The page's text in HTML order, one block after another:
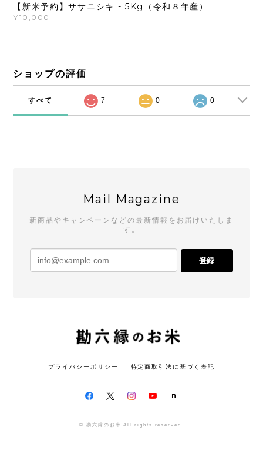
【新米予約】ササニシキ - 5Kg（令和８年産）
¥10,000
ショップの評価
すべて 7 0 0
Mail Magazine
新商品やキャンペーンなどの最新情報をお届けいたしま
す。
登録
プライバシーポリシー 特定商取引法に基づく表記
© 勘六縁のお米 All rights reserved.